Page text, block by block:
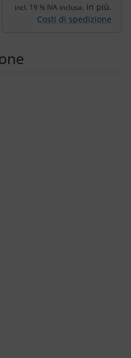
incl. 19 % IVA inclusa. in più.
Costi di spedizione